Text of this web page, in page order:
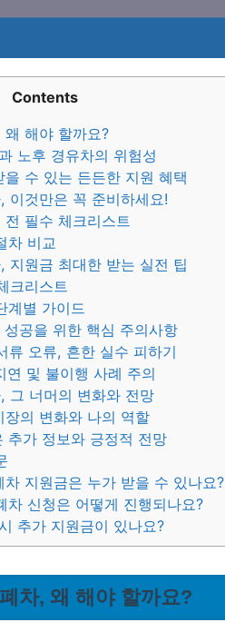
Contents
왜 해야 할까요?
노후 경유차의 위험성
을 수 있는 든든한 지원 혜택
이것만은 꼭 준비하세요!
필수 체크리스트
차 비교
지원금 최대한 받는 실전 팁
크리스트
계별 가이드
공을 위한 핵심 주의사항
류 오류, 흔한 실수 피하기
연 및 불이행 사례 주의
그 너머의 변화와 전망
장의 변화와 나의 역할
추가 정보와 긍정적 전망
차 지원금은 누가 받을 수 있나요?
차 신청은 어떻게 진행되나요?
추가 지원금이 있나요?
차, 왜 해야 할까요?